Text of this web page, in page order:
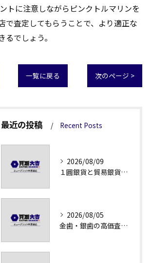
トに注意しながらピンクトルマリンを
で査定してもらうことで、より適正な
るでしょう。
一覧に戻る 次のページ >
最近の投稿 Recent Posts
2026/08/09
１圓銀貨と貿易銀貨の買取価格解説
2026/08/05
金歯・銀歯の高価査定法徹底解説